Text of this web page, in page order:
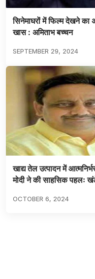
सिनेमाघरों में फिल्म देखने का
खास : अमिताभ बच्चन
SEPTEMBER 29, 2024
खाद्य तेल उत्पादन में
मोदी ने की साहसिक पहलः
OCTOBER 6, 2024